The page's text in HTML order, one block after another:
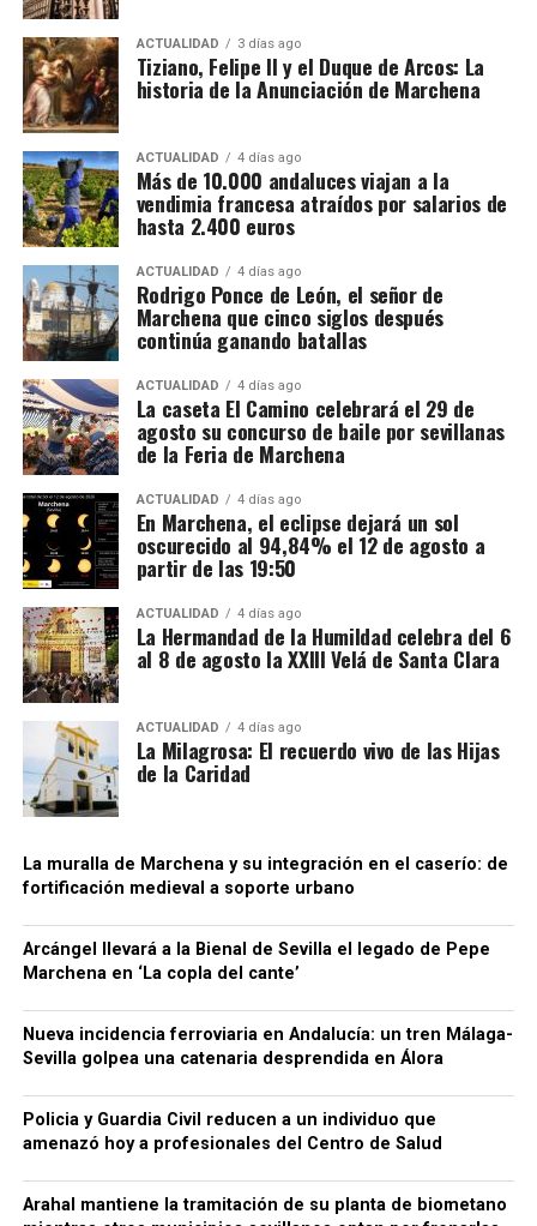
Mientras unos sectores eran demolidos por
considerarse obstáculos para el desarrollo urbano,
otros quedaban incorporados a las nuevas
construcciones.
Precisamente esa incorporación parece haber
contribuido a la conservación de algunos tramos.
Bellido considera que buena parte del recinto ha
sobrevivido porque quedó integrado en el
urbanismo posterior.
Una cuestión pendiente: medir
las diferencias de cota
El estudio arqueológico de Bellido confirma que la
topografía desempeñó un papel importante desde la
La dimensión del trabajo policial y tributario queda
reflejada en otro dato: los investigadores analizaron
movimientos relacionados con 173 cuentas
bancarias. A partir de esa documentación detectaron
importantes volúmenes de alcohol procedentes de
depósitos fiscales de otros países de la Unión
Europea, principalmente Países Bajos y Portugal,
destinados posteriormente a depósitos fiscales
españoles.
El mecanismo investigado aprovechaba el régimen
fiscal aplicable a este tipo de mercancías. Las
bebidas eran introducidas mediante empresas que la
investigación denomina “introductoras” y circulaban
en determinadas fases bajo un régimen suspensivo
de IVA e impuestos especiales. Después se sucedían
transmisiones de la mercancía entre diferentes
sociedades instrumentales dentro de los depósitos
fiscales.
El supuesto fraude se produciría cuando intervenían
sociedades que no ingresaban las cuotas de IVA
correspondientes antes de que el producto llegase
finalmente a las empresas distribuidoras. Al reducir
artificialmente la carga fiscal, estas últimas podían
colocar las bebidas en el mercado a precios
notablemente inferiores a los de competidores que
sí cumplían con sus obligaciones tributarias. La
procedimiento generaba también una situación de
competencia desleal dentro del sector.
Para dificultar el seguimiento de las operaciones, la
organización habría empleado además sociedades
siempre según la investigación policial y tributaria.
Conviene mantener esta precisión: los hechos se
encuentran todavía dentro de un procedimiento
judicial y las personas investigadas conservan su
presunción de inocencia mientras no exista una
resolución judicial firme.
ACTUALIDAD 3 días ago
Tiziano, Felipe II y el Duque de Arcos: La
historia de la Anunciación de Marchena
ACTUALIDAD 4 días ago
Más de 10.000 andaluces viajan a la
vendimia francesa atraídos por salarios de
hasta 2.400 euros
ACTUALIDAD 4 días ago
Rodrigo Ponce de León, el señor de
Marchena que cinco siglos después
continúa ganando batallas
ACTUALIDAD 4 días ago
La caseta El Camino celebrará el 29 de
agosto su concurso de baile por sevillanas
de la Feria de Marchena
ACTUALIDAD 4 días ago
En Marchena, el eclipse dejará un sol
oscurecido al 94,84% el 12 de agosto a
partir de las 19:50
ACTUALIDAD 4 días ago
La Hermandad de la Humildad celebra del 6
al 8 de agosto la XXIII Velá de Santa Clara
ACTUALIDAD 4 días ago
La Milagrosa: El recuerdo vivo de las Hijas
de la Caridad
La muralla de Marchena y su integración en el caserío: de
fortificación medieval a soporte urbano
Arcángel llevará a la Bienal de Sevilla el legado de Pepe
Marchena en ‘La copla del cante’
Nueva incidencia ferroviaria en Andalucía: un tren Málaga-
Sevilla golpea una catenaria desprendida en Álora
Policia y Guardia Civil reducen a un individuo que
amenazó hoy a profesionales del Centro de Salud
Arahal mantiene la tramitación de su planta de biometano